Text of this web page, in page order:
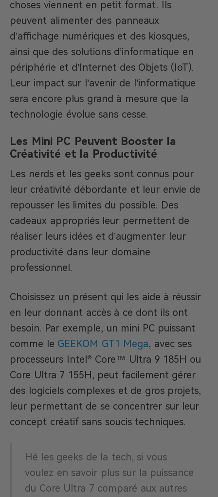
choses viennent en petit format. Ils
peuvent alimenter des panneaux
d’affichage numériques et des kiosques,
ainsi que des solutions d’informatique en
périphérie et d’Internet des Objets (IoT).
Leur impact sur l’avenir de l’informatique
sera encore plus grand à mesure que la
technologie évolue sans cesse.
Les Mini PC Peuvent Booster la
Créativité et la Productivité
Les nerds et les geeks sont connus pour
leur créativité débordante et leur envie de
repousser les limites du possible. Des
cadeaux appropriés leur permettent de
réaliser leurs idées et d’augmenter leur
productivité dans leur domaine
professionnel.
Choisissez un présent qui les aide à réussir
en leur donnant accès à ce dont ils ont
besoin. Par exemple, un mini PC puissant
comme le GEEKOM GT1 Mega, avec ses
processeurs Intel® Core™ Ultra 9 185H ou
Core Ultra 7 155H, peut facilement gérer
des logiciels complexes et de gros projets,
leur permettant de se concentrer sur leur
concept créatif sans soucis techniques.
Hé les geeks de la tech, si vous
voulez en savoir plus sur la puissance
du Core Ultra 7 comparé aux autres